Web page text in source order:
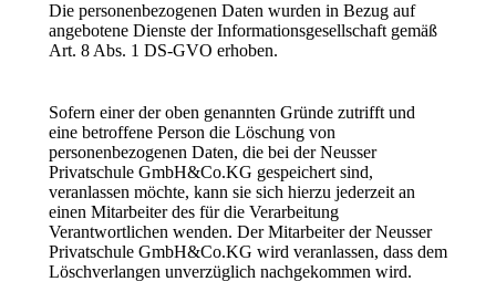
Die personenbezogenen Daten wurden in Bezug auf
angebotene Dienste der Informationsgesellschaft gemäß
Art. 8 Abs. 1 DS-GVO erhoben.
Sofern einer der oben genannten Gründe zutrifft und
eine betroffene Person die Löschung von
personenbezogenen Daten, die bei der Neusser
Privatschule GmbH&Co.KG gespeichert sind,
veranlassen möchte, kann sie sich hierzu jederzeit an
einen Mitarbeiter des für die Verarbeitung
Verantwortlichen wenden. Der Mitarbeiter der Neusser
Privatschule GmbH&Co.KG wird veranlassen, dass dem
Löschverlangen unverzüglich nachgekommen wird.